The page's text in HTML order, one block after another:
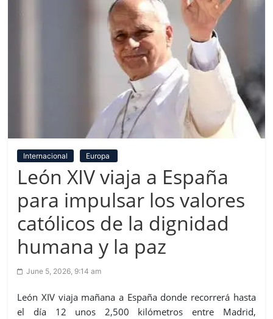
Internacional Europa
León XIV viaja a España
para impulsar los valores
católicos de la dignidad
humana y la paz
June 5, 2026, 9:14 am
León XIV viaja mañana a España donde recorrerá hasta
el día 12 unos 2,500 kilómetros entre Madrid,